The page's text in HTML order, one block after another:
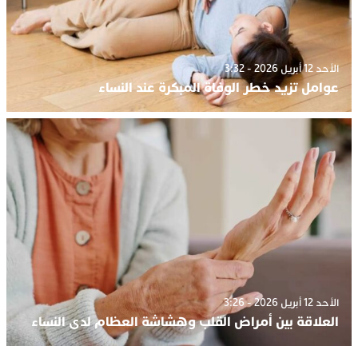
الأحد 12 أبريل 2026 - 3:32
عوامل تزيد خطر الوفاة المبكرة عند النساء
الأحد 12 أبريل 2026 - 3:26
العلاقة بين أمراض القلب وهشاشة العظام لدى النساء